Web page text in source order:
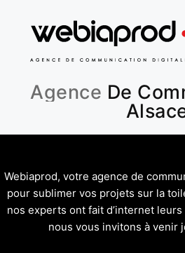
Agence De
Webiaprod, votre agence de
pour sublimer vos projets sur la
nos experts ont fait d’internet
nous vous invitons à venir